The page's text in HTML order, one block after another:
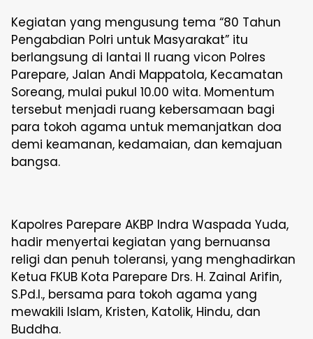
Kegiatan yang mengusung tema “80 Tahun
Pengabdian Polri untuk Masyarakat” itu
berlangsung di lantai II ruang vicon Polres
Parepare, Jalan Andi Mappatola, Kecamatan
Soreang, mulai pukul 10.00 wita. Momentum
tersebut menjadi ruang kebersamaan bagi
para tokoh agama untuk memanjatkan doa
demi keamanan, kedamaian, dan kemajuan
bangsa.
Kapolres Parepare AKBP Indra Waspada Yuda,
hadir menyertai kegiatan yang bernuansa
religi dan penuh toleransi, yang menghadirkan
Ketua FKUB Kota Parepare Drs. H. Zainal Arifin,
S.Pd.I., bersama para tokoh agama yang
mewakili Islam, Kristen, Katolik, Hindu, dan
Buddha.